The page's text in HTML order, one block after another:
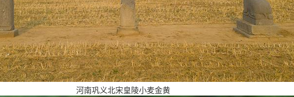
河南巩义北宋皇陵小麦金黄